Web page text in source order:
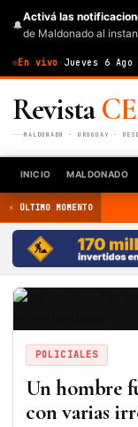
🔔
Activá las
de Maldonado al
En vivo · Jueves 6 Ago
Revista
MALDONADO · URUGUAY ·
INICIO MALDONADO
⚡ ÚLTIMO MOMENTO
POLICIALES
Un hombre
con varias